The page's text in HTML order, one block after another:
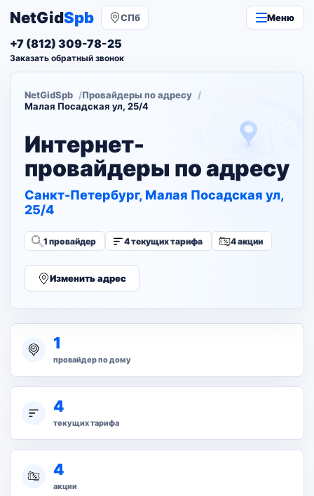
NetGidSpb СПб Меню
+7 (812) 309-78-25
Заказать обратный звонок
NetGidSpb
Провайдеры по адресу
Малая Посадская ул, 25/4
Интернет-
провайдеры по адресу
Санкт-Петербург, Малая Посадская ул,
25/4
1 провайдер 4 текущих тарифа 4 акции
Изменить адрес
1
провайдер по дому
4
текущих тарифа
4
акции